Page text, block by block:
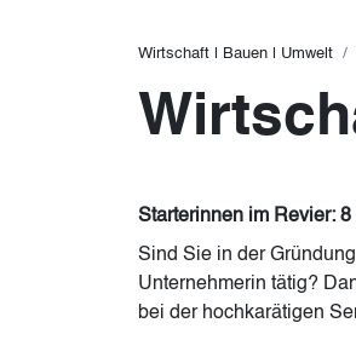
Wirtschaft | Bauen | Umwelt
Starterinnen im Revier:
Sind Sie in der
Unternehmerin tätig?
bei der hochkarätigen